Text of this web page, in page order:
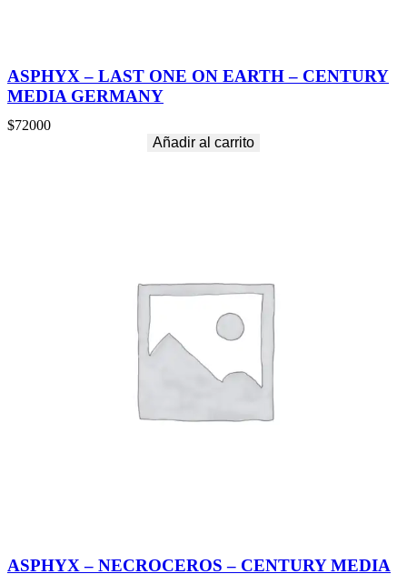
ASPHYX – LAST ONE ON EARTH – CENTURY
MEDIA GERMANY
$72000
Añadir al carrito
ASPHYX – NECROCEROS – CENTURY MEDIA